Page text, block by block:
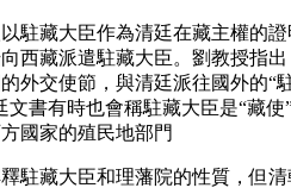
駐藏大臣作為清廷在藏主權的
西藏派遣駐藏大臣。劉教授指
外交使節，與清廷派往國外的“
文書有時也會稱駐藏大臣是“藏
國家的殖民地部門
駐藏大臣和理藩院的性質，但